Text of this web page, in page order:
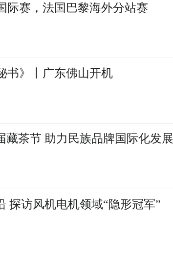
际赛，法国巴黎海外分站赛
书》丨广东佛山开机
藏茶节 助力民族品牌国际化发展
探访风机电机领域“隐形冠军”